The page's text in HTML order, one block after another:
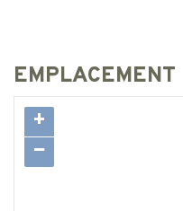
EMPLACEMENT
+
−